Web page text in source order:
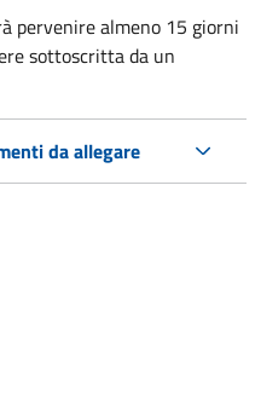
pervenire almeno 15 giorni
sottoscritta da un
da allegare